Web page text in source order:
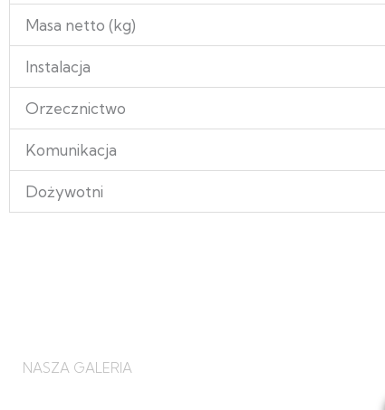
Masa netto (kg)
Instalacja
Orzecznictwo
Komunikacja
Dożywotni
NASZA GALERIA